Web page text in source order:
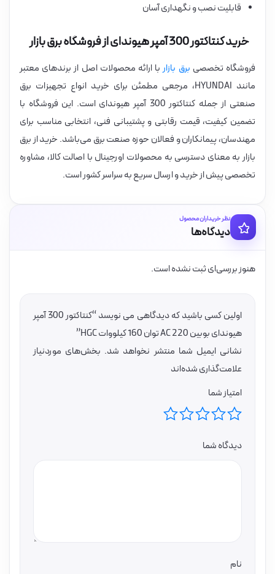
قابلیت نصب و نگهداری آسان
خرید کنتاکتور 300 آمپر هیوندای از فروشگاه برق بازار
فروشگاه تخصصی برق بازاربا ارائه محصولات اصل از برندهای معتبر
مانند HYUNDAI، مرجعی مطمئن برای خرید انواع تجهیزات برق
صنعتی از جمله کنتاکتور 300 آمپر هیوندای است. این فروشگاه با
تضمین کیفیت، قیمت رقابتی و پشتیبانی فنی، انتخابی مناسب برای
مهندسان، پیمانکاران و فعالان حوزه صنعت برق می‌باشد. خرید از برق
بازار به معنای دسترسی به محصولات اورجینال با اصالت کالا، مشاوره
تخصصی پیش از خرید و ارسال سریع به سراسر کشور است.
نظر خریداران محصول
دیدگاه‌ها
هنوز بررسی‌ای ثبت نشده است.
اولین کسی باشید که دیدگاهی می نویسد “کنتاکتور 300 آمپر
هیوندای بوبین 220 AC توان 160 کیلووات HGC”
نشانی ایمیل شما منتشر نخواهد شد. بخش‌های موردنیاز
علامت‌گذاری شده‌اند
امتیاز شما
دیدگاه شما
نام